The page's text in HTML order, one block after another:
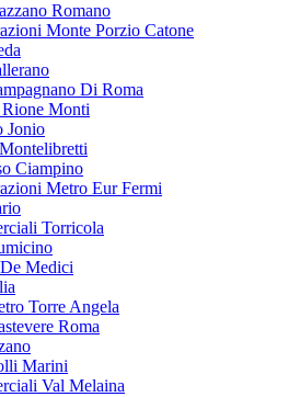
Romano
Monte Porzio Catone
Di Roma
Rione Monti
Jonio
Ciampino
Metro Eur Fermi
Torricola
Medici
Torre Angela
Roma
Marini
Val Melaina